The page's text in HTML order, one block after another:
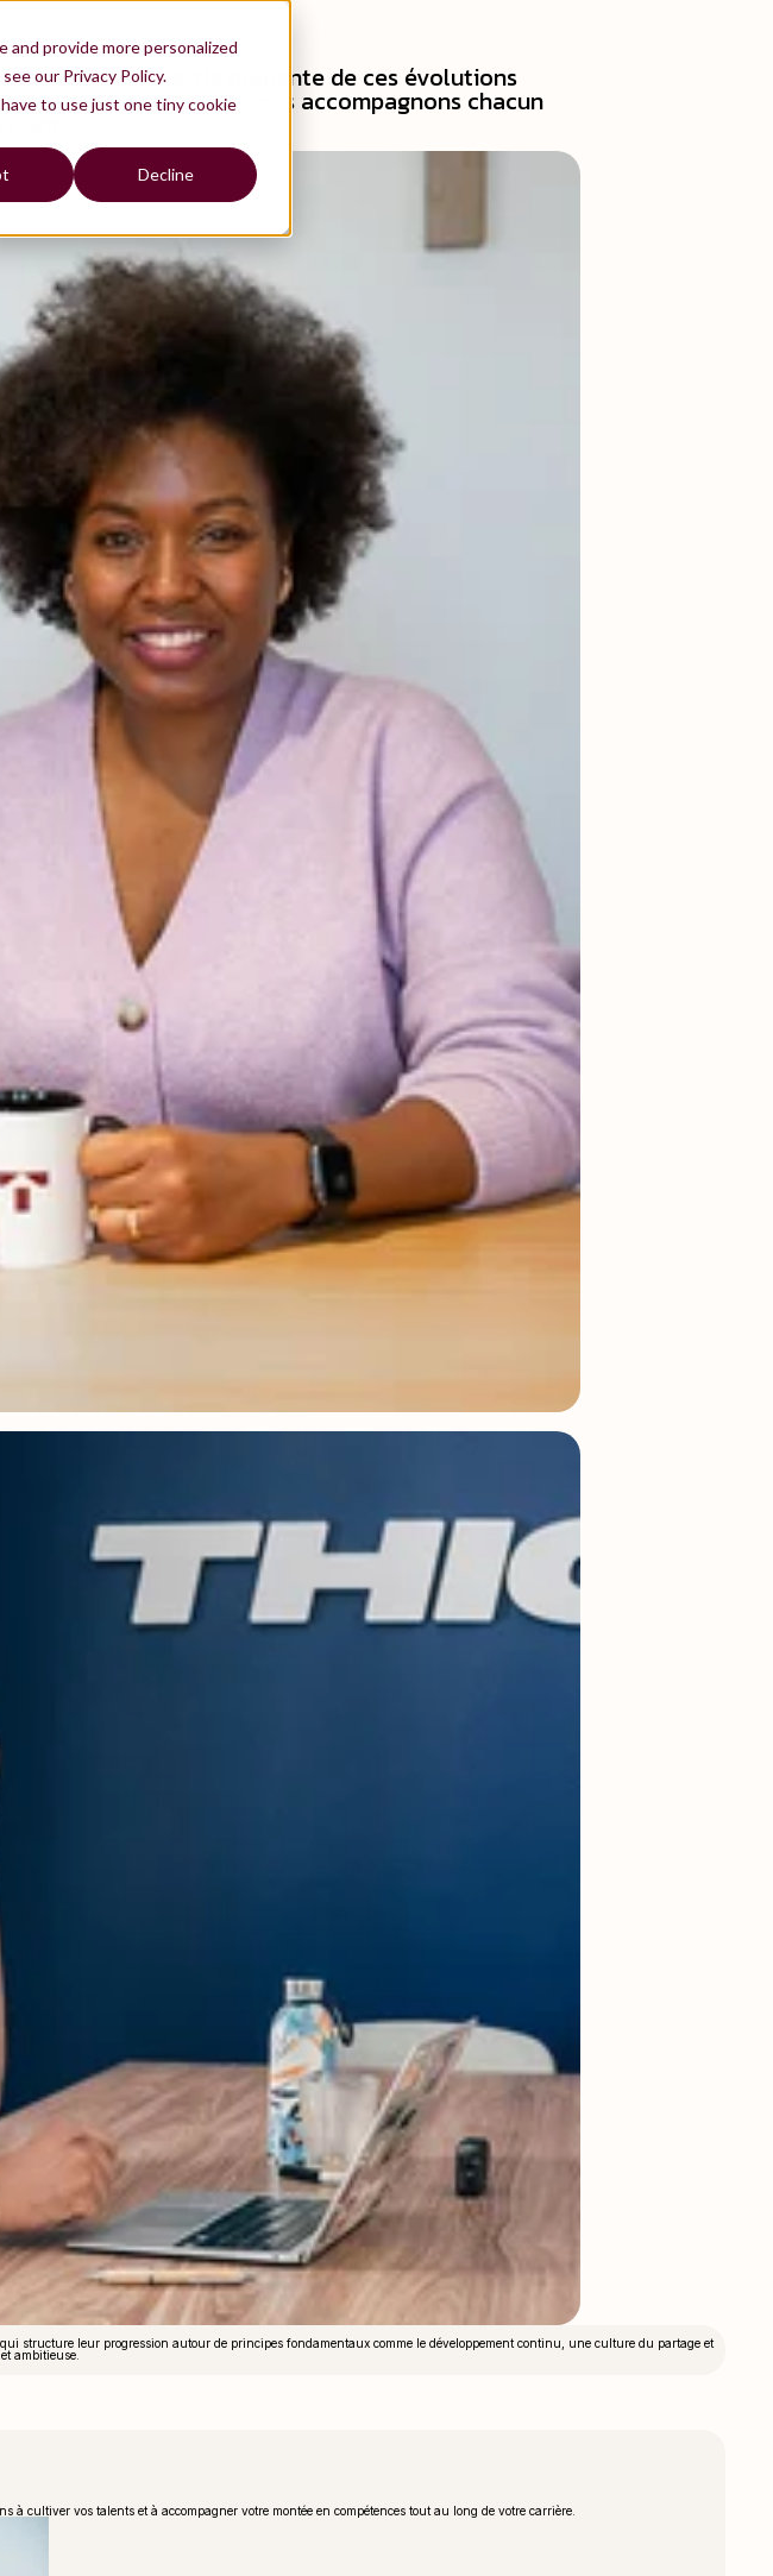
provide more personalized
our Privacy Policy.
to use just one tiny cookie
Decline
c'est être partie prenante de ces évolutions
occasion de grandir : nous accompagnons chacun
structure leur progression autour de principes fondamentaux comme le développement continu, une culture du partage et
ambitieuse.
cultiver vos talents et à accompagner votre montée en compétences tout au long de votre carrière.